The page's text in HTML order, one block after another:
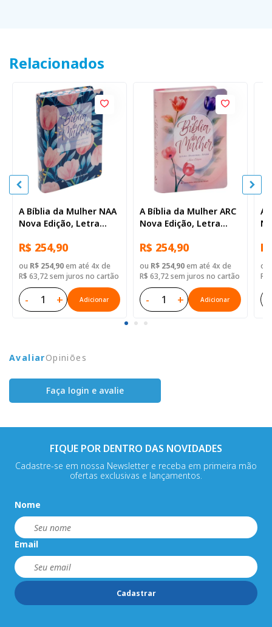
Relacionados
A Bíblia da Mulher NAA
Nova Edição, Letra
para anotação, com
mapa, Capa Couro
Sintético Azul Tulipa
R$ 254,90
ou R$ 254,90em até 4x de
R$ 63,72 sem juros no cartão
- + Adicionar
A Bíblia da Mulher ARC
Nova Edição, Letra
Tamanho Grande,
Capa Couro Sintético
Azul
R$ 254,90
ou R$ 254,90em até 4x de
R$ 63,72 sem juros no cartão
- + Adicionar
A
ou
R$
AvaliarOpiniões
Faça login e avalie
FIQUE POR DENTRO DAS NOVIDADES
Cadastre-se em nossa Newsletter e receba em primeira mão
ofertas exclusivas e lançamentos.
Nome
Email
Cadastrar